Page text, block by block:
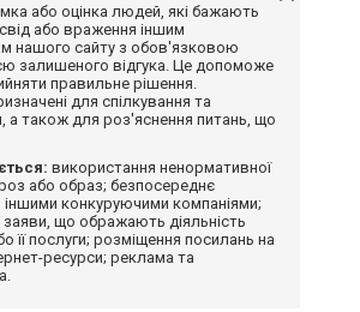
або оцінка людей, які бажають
або враження іншим
нашого сайту з обов'язковою
залишеного відгука. Це допоможе
правильне рішення.
для спілкування та
а також для роз'яснення питань, що
використання ненормативної
або образ; безпосереднє
іншими конкуруючими компаніями;
заяви, що ображають діяльність
її послуги; розміщення посилань на
ресурси; реклама та